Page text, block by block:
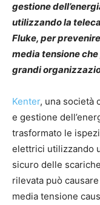
gestione
utilizzando la
Fluke, per
media tensione
grandi
Kenter, una società
e gestione
trasformato le
elettrici utilizzando
sicuro delle
rilevata può
media tensione